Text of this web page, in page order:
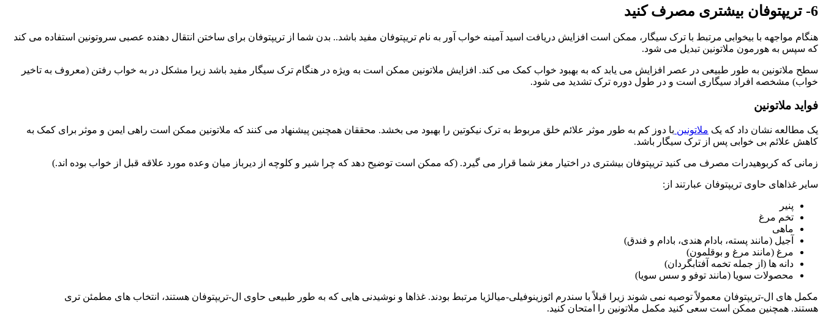
6- تریپتوفان بیشتری مصرف کنید
هنگام مواجهه با بیخوابی مرتبط با ترک سیگار، ممکن است افزایش دریافت اسید آمینه خواب آور به نام تریپتوفان مفید باشد.. بدن شما از تریپتوفان برای ساختن انتقال دهنده عصبی سروتونین استفاده می کند
که سپس به هورمون ملاتونین تبدیل می شود.
سطح ملاتونین به طور طبیعی در عصر افزایش می یابد که به بهبود خواب کمک می کند. افزایش ملاتونین ممکن است به ویژه در هنگام ترک سیگار مفید باشد زیرا مشکل در به خواب رفتن (معروف به تاخیر
خواب) مشخصه افراد سیگاری است و در طول دوره ترک تشدید می شود.
فواید ملاتونین
یک مطالعه نشان داد که یک ملاتونین با دوز کم به طور موثر علائم خلق مربوط به ترک نیکوتین را بهبود می بخشد. محققان همچنین پیشنهاد می کنند که ملاتونین ممکن است راهی ایمن و موثر برای کمک به
کاهش علائم بی خوابی پس از ترک سیگار باشد.
زمانی که کربوهیدرات مصرف می کنید تریپتوفان بیشتری در اختیار مغز شما قرار می گیرد. (که ممکن است توضیح دهد که چرا شیر و کلوچه از دیرباز میان وعده مورد علاقه قبل از خواب بوده اند.)
سایر غذاهای حاوی تریپتوفان عبارتند از:
پنیر
تخم مرغ
ماهی
آجیل (مانند پسته، بادام هندی، بادام و فندق)
مرغ (مانند مرغ و بوقلمون)
دانه ها (از جمله تخمه آفتابگردان)
محصولات سویا (مانند توفو و سس سویا)
مکمل های ال-تریپتوفان معمولاً توصیه نمی شوند زیرا قبلاً با سندرم ائوزینوفیلی-میالژیا مرتبط بودند. غذاها و نوشیدنی هایی که به طور طبیعی حاوی ال-تریپتوفان هستند، انتخاب های مطمئن تری
هستند. همچنین ممکن است سعی کنید مکمل ملاتونین را امتحان کنید.